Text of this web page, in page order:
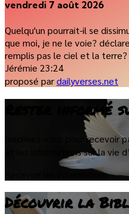
vendredi 7 août 2026
Quelqu'un pourrait-il se
que moi, je ne le voie?
remplis pas le ciel et la
Jérémie 23:24
proposé pardailyverses.net
Rester informé
Inscrivez-vous pour recevoir
et les informations sur la vie
Recevoir les informations
Découvrir la